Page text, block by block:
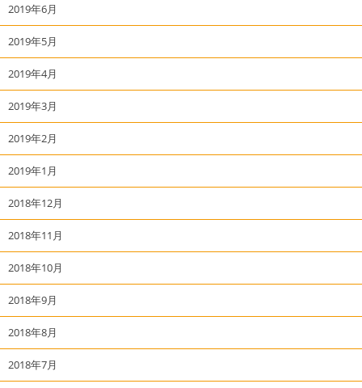
2019年6月
2019年5月
2019年4月
2019年3月
2019年2月
2019年1月
2018年12月
2018年11月
2018年10月
2018年9月
2018年8月
2018年7月